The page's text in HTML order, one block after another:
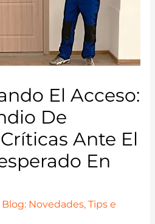
El Acceso:
De
Ante El
En
Blog: Novedades, Tips e